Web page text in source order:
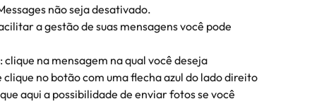
não seja desativado.
a gestão de suas mensagens você pode
: clique na mensagem na qual você deseja
no botão com uma flecha azul do lado direito
aqui a possibilidade de enviar fotos se você